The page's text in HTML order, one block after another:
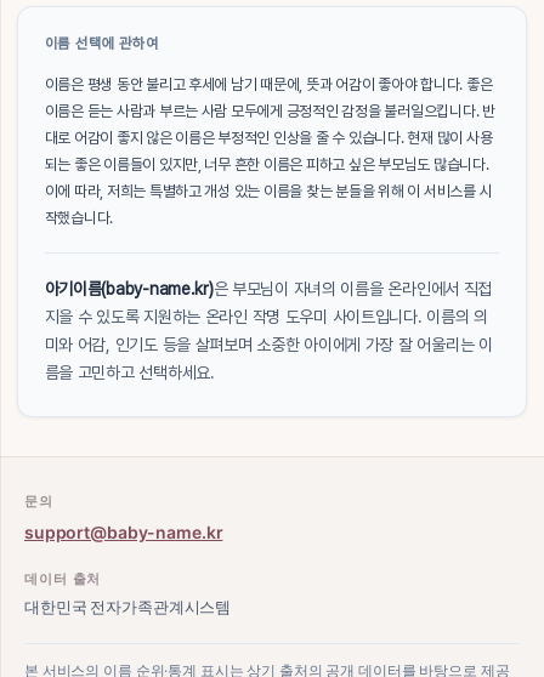
이름 선택에 관하여
이름은 평생 동안 불리고 후세에 남기 때문에, 뜻과 어감이 좋아야 합니다. 좋은
이름은 듣는 사람과 부르는 사람 모두에게 긍정적인 감정을 불러일으킵니다. 반
대로 어감이 좋지 않은 이름은 부정적인 인상을 줄 수 있습니다. 현재 많이 사용
되는 좋은 이름들이 있지만, 너무 흔한 이름은 피하고 싶은 부모님도 많습니다.
이에 따라, 저희는 특별하고 개성 있는 이름을 찾는 분들을 위해 이 서비스를 시
작했습니다.
아기이름(baby-name.kr)은 부모님이 자녀의 이름을 온라인에서 직접
지을 수 있도록 지원하는 온라인 작명 도우미 사이트입니다. 이름의 의
미와 어감, 인기도 등을 살펴보며 소중한 아이에게 가장 잘 어울리는 이
름을 고민하고 선택하세요.
문의
support@baby-name.kr
데이터 출처
대한민국 전자가족관계시스템
본 서비스의 이름 순위·통계 표시는 상기 출처의 공개 데이터를 바탕으로 제공